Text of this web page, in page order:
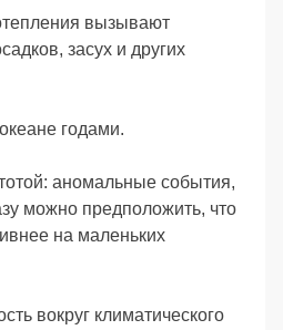
вызывают
засух и других
годами.
аномальные события,
можно предположить, что
на маленьких
вокруг климатического